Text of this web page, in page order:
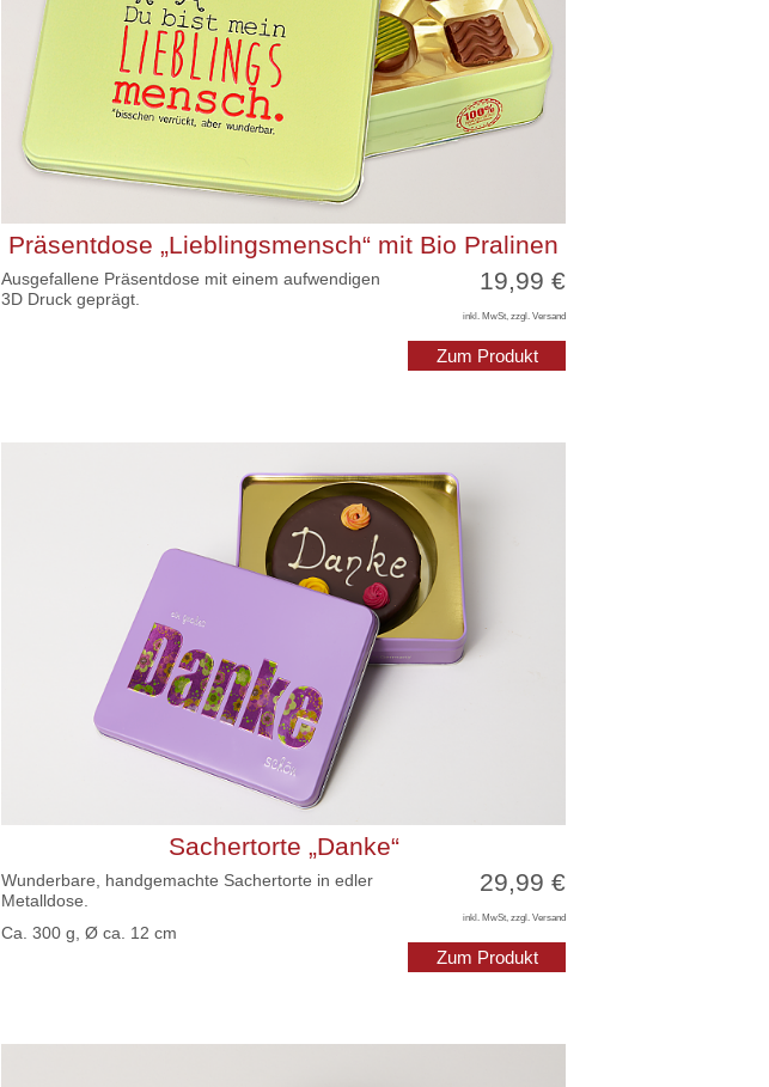
Präsentdose „Lieblingsmensch“ mit Bio Pralinen
Ausgefallene Präsentdose mit einem aufwendigen
3D Druck geprägt.
19,99 €
inkl. MwSt, zzgl. Versand
Zum Produkt
Sachertorte „Danke“
Wunderbare, handgemachte Sachertorte in edler
Metalldose.
Ca. 300 g, Ø ca. 12 cm
29,99 €
inkl. MwSt, zzgl. Versand
Zum Produkt